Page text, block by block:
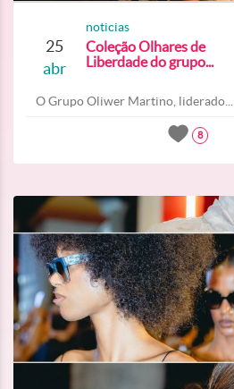
25
abr
noticias
Coleção Olhares de
Liberdade do grupo...
O Grupo Oliwer Martino, liderado...
8